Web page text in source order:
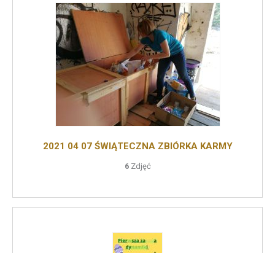
2021 04 07 ŚWIĄTECZNA ZBIÓRKA KARMY
6Zdjęć